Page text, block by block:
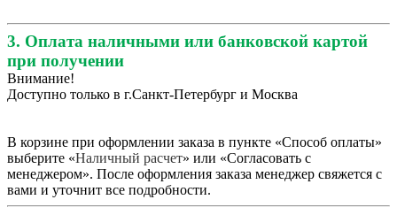
3. Оплата наличными или банковской картой
при получении
Внимание!
Доступно только в г.Санкт-Петербург и Москва
В корзине при оформлении заказа в пункте «Способ оплаты»
выберите «Наличный расчет» или «Согласовать с
менеджером». После оформления заказа менеджер свяжется с
вами и уточнит все подробности.